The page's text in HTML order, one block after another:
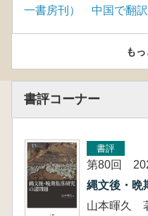
一書房刊） 中国で翻訳
も
書評コーナー
書評
第80回
縄文後・晩
山本暉久